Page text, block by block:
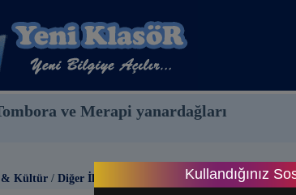
Kullandığınız
ve Merapi yanardağları
Kültür / Diğer İlginç Bilgiler